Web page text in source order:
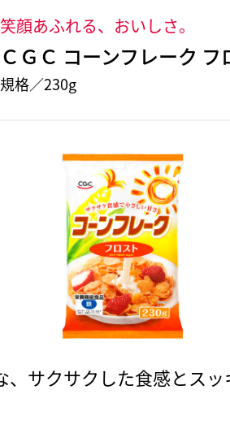
笑顔あふれる、おいしさ。
ＣＧＣ コーンフレーク フ
規格／230g
、サクサクした食感とス